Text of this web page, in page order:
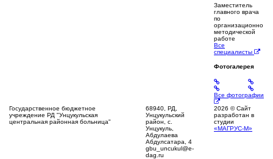
Заместитель
главного врача
по
организационно
методической
работе
Все
специалисты
Фотогалерея
Все фотографии
Государственное бюджетное
учреждение РД "Унцукульская
центральная районная больница"
68940, РД,
Унцукульский
район, с.
Унцукуль,
Абдулаева
Абдулсатара, 4
gbu_uncukul@e-
dag.ru
2026 © Сайт
разработан в
студии
«МАГРУС-М»